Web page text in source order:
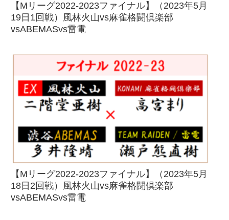
【Mリーグ2022-2023ファイナル】（2023年5月
19日1回戦）風林火山vs麻雀格闘倶楽部
vsABEMASvs雷電
【Mリーグ2022-2023ファイナル】（2023年5月
18日2回戦）風林火山vs麻雀格闘倶楽部
vsABEMASvs雷電